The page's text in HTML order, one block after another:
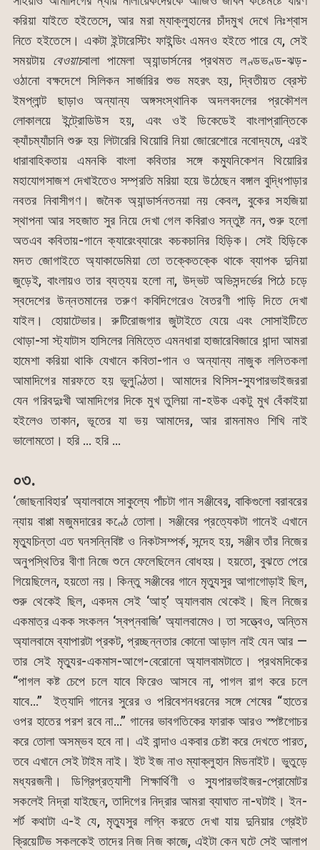
করিয়া যাইতে হইতেসে, আর মরা ম্যাক্লুহানের চাঁদমুখ দেখে নিঃশ্বাস
নিতে হইতেসে। একটা ইন্টারেস্টিং ফাইন্ডিং এমনও হইতে পারে যে, সেই
সময়টায় বেওয়াচবালা পামেলা অ্যান্ডার্সনের প্রথমত লণ্ডভণ্ড-ঝড়-
ওঠানো বক্ষদেশে সিলিকন সার্জারির শুভ মহরৎ হয়, দ্বিতীয়ত ব্রেস্ট
ইমপ্লান্ট ছাড়াও অন্যান্য অঙ্গসংস্থানিক অদলবদলের প্রকৌশল
লোকালয়ে ইন্ট্রোডিউস হয়, এবং ওই ডিকেডেই বাংলাপ্রান্তিকে
ক্যাঁচম্যাঁচানি শুরু হয় লিটারেরি থিয়োরি নিয়া জোরেশোরে নবোদ্যমে, এরই
ধারাবাহিকতায় এমনকি বাংলা কবিতার সঙ্গে কম্যুনিকেশন থিয়োরির
মহাযোগসাজশ দেখাইতেও সম্প্রতি মরিয়া হয়ে উঠেছেন বঙ্গাল বুদ্ধিপাড়ার
নবতর নিবাসীগণ। জনৈক অ্যান্ডার্সনতনয়া নয় কেবল, বুকের সহজিয়া
স্থাপনা আর সহজাত সুর নিয়ে দেখা গেল কবিরাও সন্তুষ্ট নন, শুরু হলো
অতএব কবিতায়-গানে ক্যারেংব্যারেং কচকচানির হিড়িক। সেই হিড়িকে
মদত জোগাইতে অ্যাকাডেমিয়া তো তক্কেতক্কে থাকে ব্যাপক দুনিয়া
জুড়েই, বাংলায়ও তার ব্যত্যয় হলো না, উদ্ভট অভিসন্দর্ভের পিঠে চড়ে
স্বদেশের উন্নতমানের তরুণ কবিদিগেরেও বৈতরণী পাড়ি দিতে দেখা
যাইল। হোয়াটেভার। রুটিরোজগার জুটাইতে যেয়ে এবং সোসাইটিতে
থোড়া-সা স্ট্যাটাস হাসিলের নিমিত্তে এমনধারা হাজারেবিজারে ধান্দা আমরা
হামেশা করিয়া থাকি যেখানে কবিতা-গান ও অন্যান্য নাজুক ললিতকলা
আমাদিগের মারফতে হয় ভূলুণ্ঠিতা। আমাদের থিসিস-স্যুপারভাইজররা
যেন গরিবদুঃখী আমাদিগের দিকে মুখ তুলিয়া না-হউক একটু মুখ বেঁকাইয়া
হইলেও তাকান, ভূতের যা ভয় আমাদের, আর রামনামও শিখি নাই
ভালোমতো। হরি … হরি …
০৩.
‘জোছনাবিহার’ অ্যালবামে সাকুল্যে পাঁচটা গান সঞ্জীবের, বাকিগুলো বরাবরের
ন্যায় বাপ্পা মজুমদারের কণ্ঠে তোলা। সঞ্জীবের প্রত্যেকটা গানেই এখানে
মৃত্যুচিন্তা এত ঘনসন্নিবিষ্ট ও নিকটসম্পর্ক, সন্দেহ হয়, সঞ্জীব তাঁর নিজের
অনুপস্থিতির বীণা নিজে শুনে ফেলেছিলেন বোধহয়। হয়তো, বুঝতে পেরে
গিয়েছিলেন, হয়তো নয়। কিন্তু সঞ্জীবের গানে মৃত্যুসুর আগাগোড়াই ছিল,
শুরু থেকেই ছিল, একদম সেই ‘আহ্’ অ্যালবাম থেকেই। ছিল নিজের
একমাত্র একক সংকলন ‘স্বপ্নবাজি’ অ্যালবামেও। তা সত্ত্বেও, অন্তিম
অ্যালবামে ব্যাপারটা প্রকট, প্রচ্ছন্নতার কোনো আড়াল নাই যেন আর —
তার সেই মৃত্যুর-একমাস-আগে-বেরোনো অ্যালবামটাতে। প্রথমদিকের
“পাগল কষ্ট চেপে চলে যাবে ফিরেও আসবে না, পাগল রাগ করে চলে
যাবে…” ইত্যাদি গানের সুরের ও পরিবেশনধরনের সঙ্গে শেষের “হাতের
ওপর হাতের পরশ রবে না…” গানের ভাবগতিকের ফারাক আরও স্পষ্টগোচর
করে তোলা অসম্ভব হবে না। এই বান্দাও একবার চেষ্টা করে দেখতে পারত,
তবে এখানে সেই টাইম নাই। ইট ইজ নাও ম্যাক্লুহান মিডনাইট। ভুতুড়ে
মধ্যরজনী। ডিগ্রিপ্রত্যাশী শিক্ষার্থিণী ও স্যুপারভাইজর-প্রোমোটর
সকলেই নিদ্রা যাইছেন, তাদিগের নিদ্রার আমরা ব্যাঘাত না-ঘটাই। ইন-
শর্ট কথাটা এ-ই যে, মৃত্যুসুর লগ্নি করতে দেখা যায় দুনিয়ার গ্রেইট
ক্রিয়েটিভ সকলকেই তাদের নিজ নিজ কাজে, এইটা কেন ঘটে সেই আলাপ